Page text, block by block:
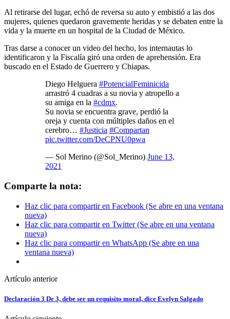
Al retirarse del lugar, echó de reversa su auto y embistió a las dos
mujeres, quienes quedaron gravemente heridas y se debaten entre la
vida y la muerte en un hospital de la Ciudad de México.
Tras darse a conocer un video del hecho, los internautas lo
identificaron y la Fiscalía giró una orden de aprehensión. Era
buscado en el Estado de Guerrero y Chiapas.
Diego Helguera #PotencialFeminicida
arrastró 4 cuadras a su novia y atropello a
su amiga en la #cdmx.
Su novia se encuentra grave, perdió la
oreja y cuenta con múltiples daños en el
cerebro… #Justicia #Compartan
pic.twitter.com/DeCPNU0pwa
— Sol Merino (@Sol_Merino) June 13,
2021
Comparte la nota:
Haz clic para compartir en Facebook (Se abre en una ventana
nueva)
Haz clic para compartir en Twitter (Se abre en una ventana
nueva)
Haz clic para compartir en WhatsApp (Se abre en una
ventana nueva)
Artículo anterior
Declaración 3 De 3, debe ser un requisito moral, dice Evelyn Salgado